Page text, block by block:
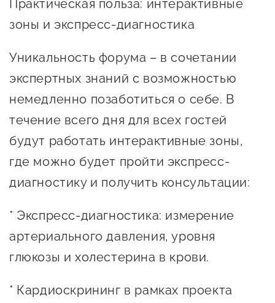
О фонде
Общая информация
Документы
Контакты
Вакансии
Практическая польза: интерактивные
зоны и экспресс-диагностика
Уникальность форума – в сочетании
экспертных знаний с возможностью
немедленно позаботиться о себе. В
течение всего дня для всех гостей
будут работать интерактивные зоны,
где можно будет пройти экспресс-
диагностику и получить консультации:
* Экспресс-диагностика: измерение
артериального давления, уровня
глюкозы и холестерина в крови.
* Кардиоскрининг в рамках проекта